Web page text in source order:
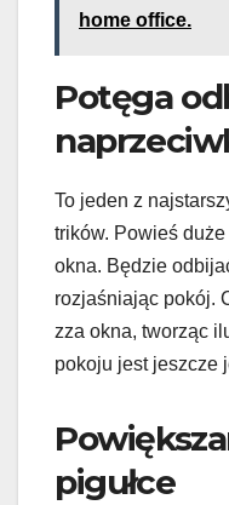
home office.
Potęga
To jeden z
trików. Powieś
okna. Będzie
rozjaśniając pokój.
zza okna, tworząc
pokoju jest jeszcze
pigułce